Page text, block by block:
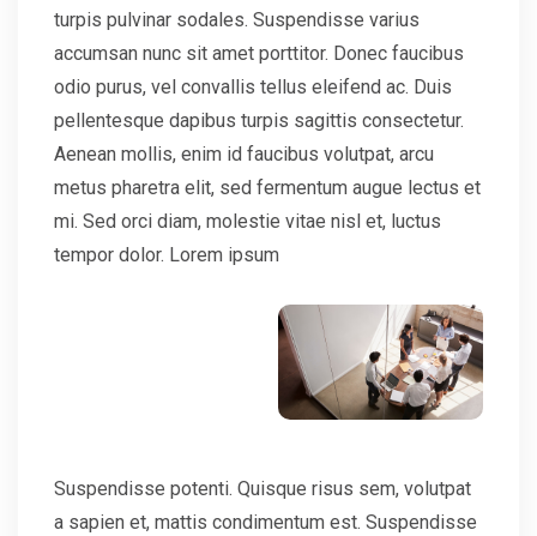
turpis pulvinar sodales. Suspendisse varius
accumsan nunc sit amet porttitor. Donec faucibus
odio purus, vel convallis tellus eleifend ac. Duis
pellentesque dapibus turpis sagittis consectetur.
Aenean mollis, enim id faucibus volutpat, arcu
metus pharetra elit, sed fermentum augue lectus et
mi. Sed orci diam, molestie vitae nisl et, luctus
tempor dolor. Lorem ipsum
Suspendisse potenti. Quisque risus sem, volutpat
a sapien et, mattis condimentum est. Suspendisse